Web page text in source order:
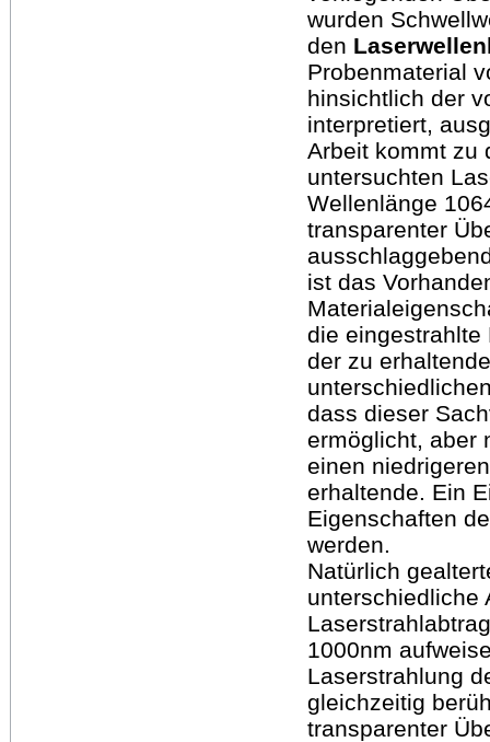
wurden
den
Probenmaterial
hinsichtlich der
interpretiert,
Arbeit kommt zu
untersuchten
Wellenlänge
transparenter
ist das
die eingestrahlte
der zu
dass dieser
ermöglicht, aber
einen
erhaltende. Ein
Eigenschaften
werden.
Natürlich
unterschiedliche
1000nm
Laserstrahlung
gleichzeitig
transparenter